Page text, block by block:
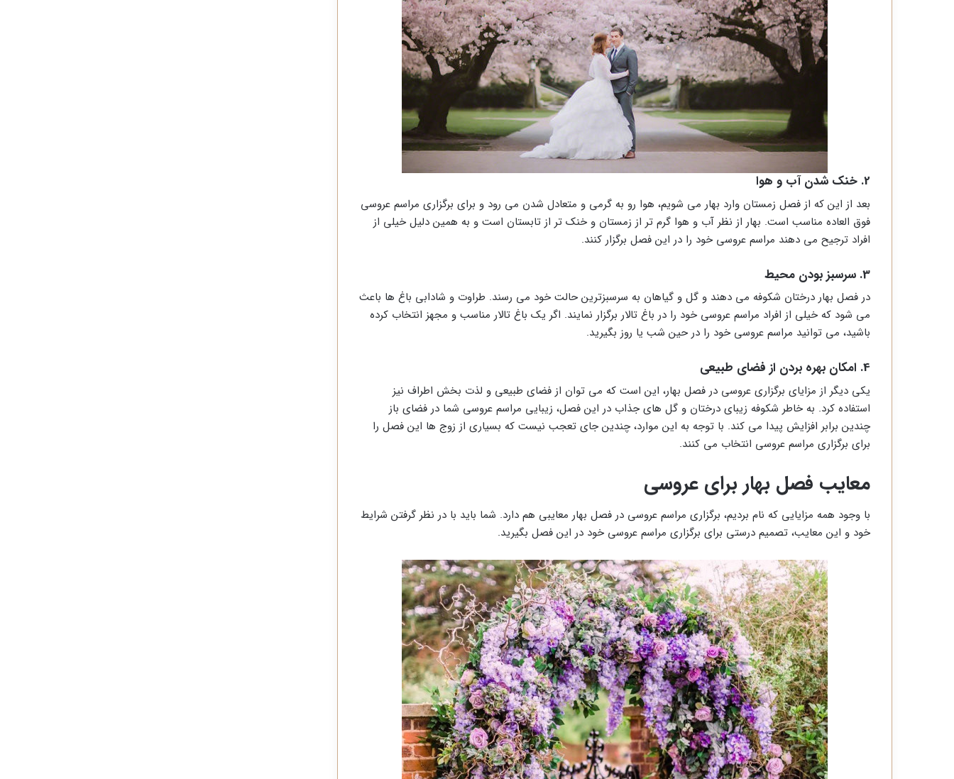
2. خنک شدن آب و هوا
بعد از این که از فصل زمستان وارد بهار می شویم، هوا رو به گرمی و متعادل شدن می رود و برای برگزاری مراسم عروسی
فوق العاده مناسب است. بهار از نظر آب و هوا گرم تر از زمستان و خنک تر از تابستان است و به همین دلیل خیلی از
افراد ترجیح می دهند مراسم عروسی خود را در این فصل برگزار کنند.
3. سرسبز بودن محیط
در فصل بهار درختان شکوفه می دهند و گل و گیاهان به سرسبزترین حالت خود می رسند. طراوت و شادابی باغ ها باعث
می شود که خیلی از افراد مراسم عروسی خود را در باغ تالار برگزار نمایند. اگر یک باغ تالار مناسب و مجهز انتخاب کرده
باشید، می توانید مراسم عروسی خود را در حین شب یا روز بگیرید.
4. امکان بهره بردن از فضای طبیعی
یکی دیگر از مزایای برگزاری عروسی در فصل بهار، این است که می توان از فضای طبیعی و لذت بخش اطراف نیز
استفاده کرد. به خاطر شکوفه زیبای درختان و گل های جذاب در این فصل، زیبایی مراسم عروسی شما در فضای باز
چندین برابر افزایش پیدا می کند. با توجه به این موارد، چندین جای تعجب نیست که بسیاری از زوج ها این فصل را
برای برگزاری مراسم عروسی انتخاب می کنند.
معایب فصل بهار برای عروسی
با وجود همه مزایایی که نام بردیم، برگزاری مراسم عروسی در فصل بهار معایبی هم دارد. شما باید با در نظر گرفتن شرایط
خود و این معایب، تصمیم درستی برای برگزاری مراسم عروسی خود در این فصل بگیرید.